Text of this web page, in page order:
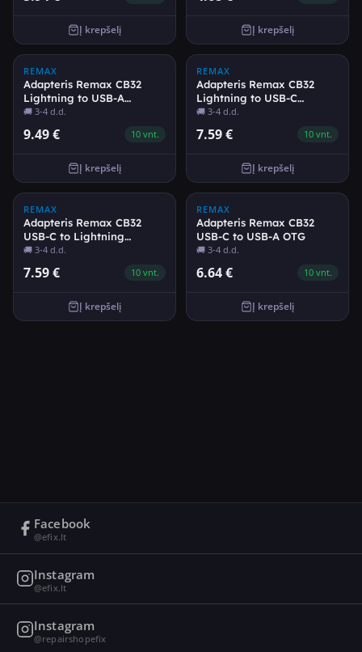
Į krepšelį Į krepšelį
REMAX
Adapteris Remax CB32
Lightning to USB-A
(USB2.0) OTG
🚚 3-4 d.d.
9.49€ 10 vnt.
Į krepšelį
REMAX
Adapteris Remax CB32
Lightning to USB-C
(USB2.0)
🚚 3-4 d.d.
7.59€ 10 vnt.
Į krepšelį
REMAX
Adapteris Remax CB32
USB-C to Lightning
(USB2.0)
🚚 3-4 d.d.
7.59€ 10 vnt.
Į krepšelį
REMAX
Adapteris Remax CB32
USB-C to USB-A OTG
🚚 3-4 d.d.
6.64€ 10 vnt.
Į krepšelį
Facebook
@efix.lt
Instagram
@efix.lt
Instagram
@repairshopefix